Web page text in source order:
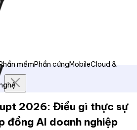
mềmPhần cứngMobileCloud &
2026: Điều gì thực sự
đồng AI doanh nghiệp